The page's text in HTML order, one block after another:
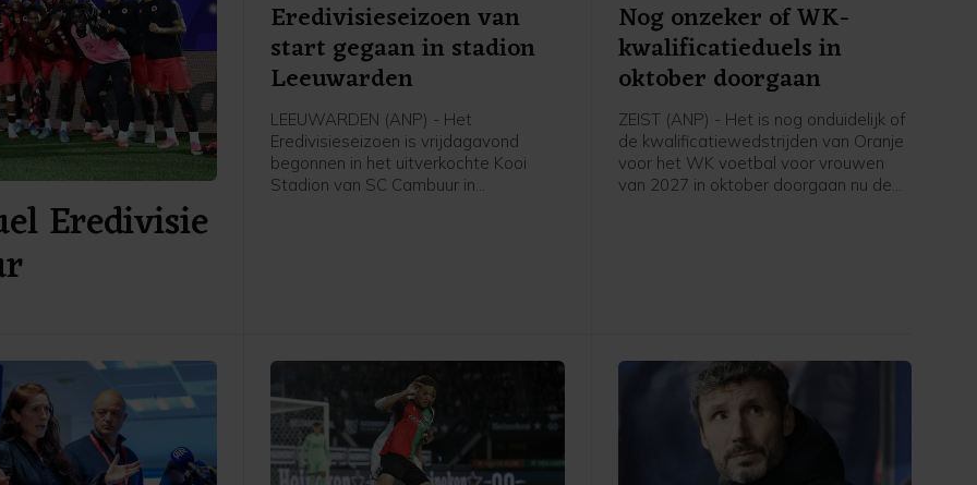
Eredivisie
Eredivisieseizoen van
start gegaan in stadion
Leeuwarden
LEEUWARDEN (ANP) - Het
Eredivisieseizoen is vrijdagavond
begonnen in het uitverkochte Kooi
Stadion van SC Cambuur in
Nog onzeker of WK-
kwalificatieduels in
oktober doorgaan
ZEIST (ANP) - Het is nog onduidelijk of
de kwalificatiewedstrijden van Oranje
voor het WK voetbal voor vrouwen
van 2027 in oktober doorgaan nu de
of de duels door zullen gaan.